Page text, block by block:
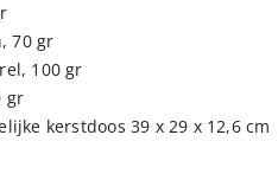
70 gr
100 gr
gr
kerstdoos 39 x 29 x 12,6 cm